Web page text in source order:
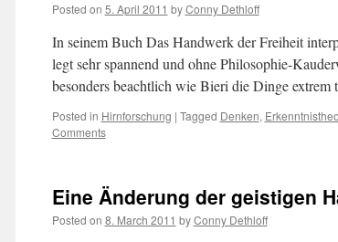
Posted on 5. April 2011 by Conny Dethloff
In seinem Buch Das Handwerk der Freiheit
legt sehr spannend und ohne Philosophie-
besonders beachtlich wie Bieri die Dinge
Posted in Hirnforschung | Tagged Denken,
Comments
Eine Änderung der geistigen
Posted on 8. March 2011 by Conny Dethloff